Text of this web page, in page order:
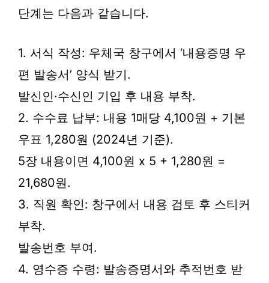
단계는 다음과 같습니다.
1. 서식 작성: 우체국 창구에서 ‘내용증명 우
편 발송서’ 양식 받기.
발신인·수신인 기입 후 내용 부착.
2. 수수료 납부: 내용 1매당 4,100원 + 기본
우표 1,280원 (2024년 기준).
5장 내용이면 4,100원 x 5 + 1,280원 =
21,680원.
3. 직원 확인: 창구에서 내용 검토 후 스티커
부착.
발송번호 부여.
4. 영수증 수령: 발송증명서와 추적번호 받